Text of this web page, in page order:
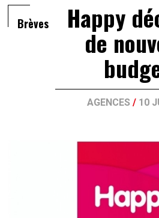
Brèves Happy
de
AGENCES / 10